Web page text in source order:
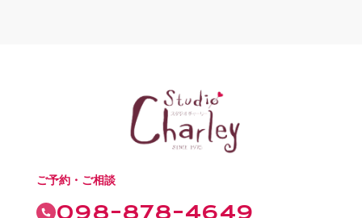
ご予約・ご相談
098-878-4649